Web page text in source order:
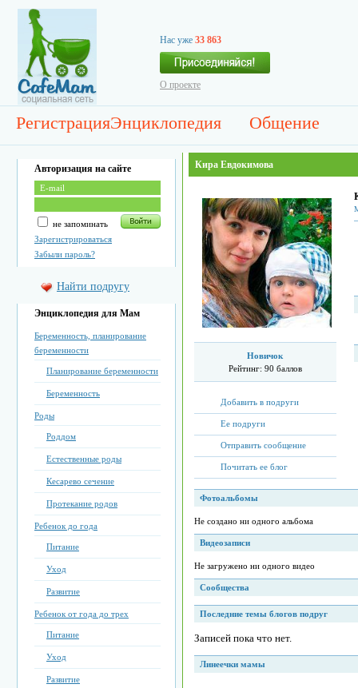
Нас уже 33 863
О проекте
РегистрацияЭнциклопедия Общение
Авторизация на сайте
не запоминать
Зарегистрироваться
Забыли пароль?
Найти подругу
Энциклопедия для Мам
Беременность, планирование
беременности
Планирование беременности
Беременность
Роды
Роддом
Естественные роды
Кесарево сечение
Протекание родов
Ребенок до года
Питание
Уход
Развитие
Ребенок от года до трех
Питание
Уход
Развитие
Кира Евдокимова
Новичок
Рейтинг: 90 баллов
Добавить в подруги
Ее подруги
Отправить сообщение
Почитать ее блог
Фотоальбомы
Не создано ни одного альбома
Видеозаписи
Не загружено ни одного видео
Сообщества
Последние темы блогов подруг
Записей пока что нет.
Линеечки мамы